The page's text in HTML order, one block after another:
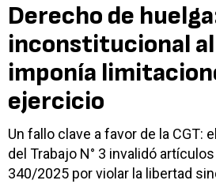
Derecho de
inconstitucional al
imponía
ejercicio
Un fallo clave a favor de la CGT:
del Trabajo N° 3 invalidó
340/2025 por violar la libertad